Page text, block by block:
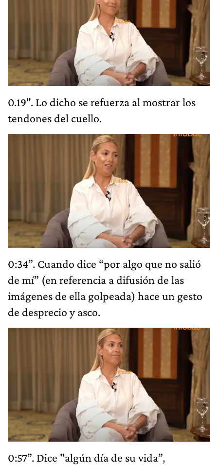
0.19". Lo dicho se refuerza al mostrar los
tendones del cuello.
0:34”. Cuando dice “por algo que no salió
de mí” (en referencia a difusión de las
imágenes de ella golpeada) hace un gesto
de desprecio y asco.
0:57”. Dice "algún día de su vida”,